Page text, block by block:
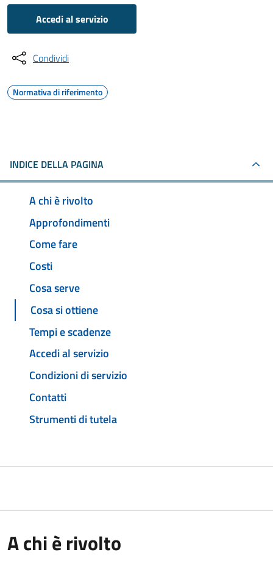
Accedi al servizio
Condividi
Normativa di riferimento
INDICE DELLA PAGINA
A chi è rivolto
Approfondimenti
Come fare
Costi
Cosa serve
Cosa si ottiene
Tempi e scadenze
Accedi al servizio
Condizioni di servizio
Contatti
Strumenti di tutela
A chi è rivolto